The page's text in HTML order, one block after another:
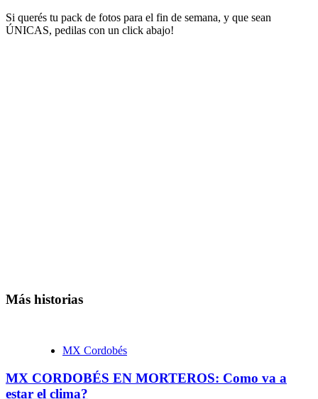
Si querés tu pack de fotos para el fin de semana, y que sean
ÚNICAS, pedilas con un click abajo!
Más historias
MX Cordobés
MX CORDOBÉS EN MORTEROS: Como va a
estar el clima?